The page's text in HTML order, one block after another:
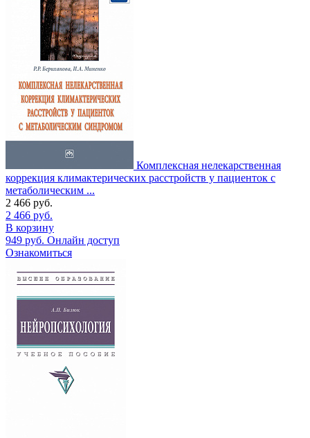
Комплексная нелекарственная
коррекция климактерических расстройств у пациенток с
метаболическим ...
2 466 руб.
2 466 руб.
В корзину
949 руб. Онлайн доступ
Ознакомиться